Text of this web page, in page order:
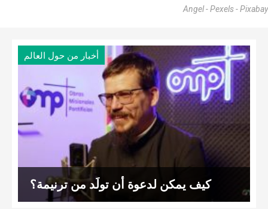
Angel - Pexels - Pixabay
أخبار من حول العالم
كيف يمكن لدعوة أن تولَد من ترنيمة؟